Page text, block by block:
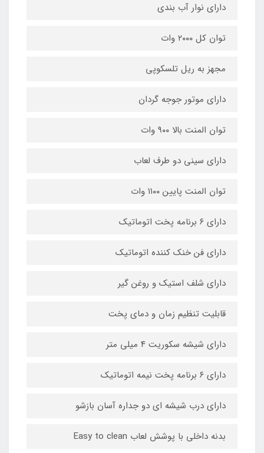
دارای نوار آب بندی
توان کل ۲۰۰۰ وات
مجهز به ریل تلسکوپی
دارای موتور جوجه گردان
توان المنت بالا ۹۰۰ وات
دارای سینی دو طرف لعاب
توان المنت پایین ۱۱۰۰ وات
دارای ۶ برنامه پخت اتوماتیک
دارای فن خنک کننده اتوماتیک
دارای شلف استیک و روغن گیر
قابلیت تنظیم زمان و دمای پخت
دارای شیشه سکوریت ۴ میلی متر
دارای ۶ برنامه پخت نیمه اتوماتیک
دارای درب شیشه ای دو جداره آسان بازشو
بدنه داخلی با پوشش لعاب Easy to clean